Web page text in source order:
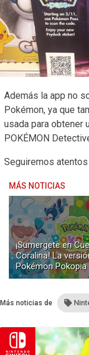
Además la app no
Pokémon, ya que
usada para obtener
POKÉMON
Seguiremos
MÁS NOTICIAS
¡Sumergete en
Coralina! La
Pokémon
disponible con
Más noticias de